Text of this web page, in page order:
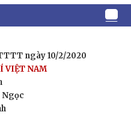
ngày 10/2/2020
VIỆT NAM
Ngọc